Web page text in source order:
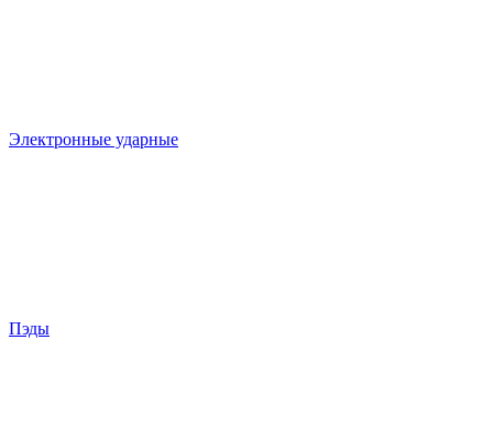
Электронные ударные
Пэды